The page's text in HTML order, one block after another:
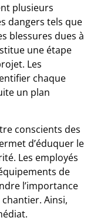
plusieurs
dangers tels que
blessures dues à
une étape
Les
chaque
un plan
conscients des
d’éduquer le
Les employés
de
l’importance
Ainsi,